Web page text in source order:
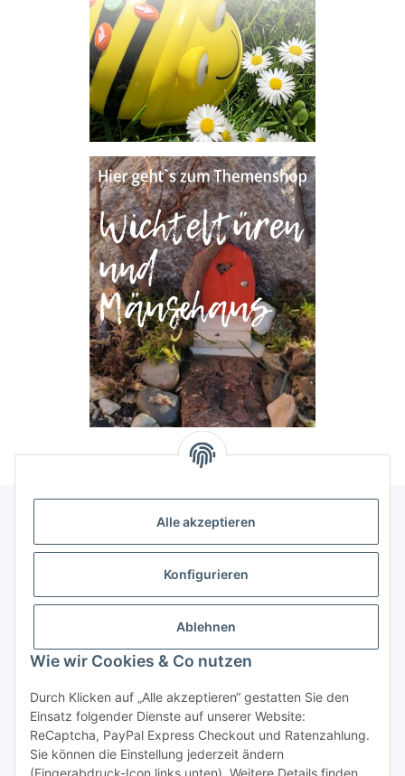
Alle akzeptieren
Konfigurieren
Ablehnen
Wie wir Cookies & Co nutzen
Durch Klicken auf „Alle akzeptieren“ gestatten Sie den
Einsatz folgender Dienste auf unserer Website:
ReCaptcha, PayPal Express Checkout und Ratenzahlung.
Sie können die Einstellung jederzeit ändern
(Fingerabdruck-Icon links unten). Weitere Details finden
Allgemeine Informationen
Rechtliche Infomationen
Service
Vertrag widerrufen